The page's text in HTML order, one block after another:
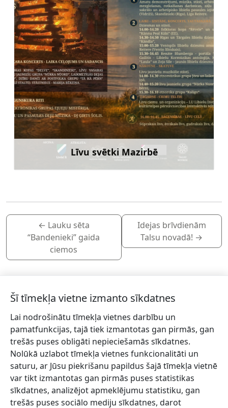
Līvu svētki Mazirbē
Uzzināt vairāk
← Lauku sēta
“Bandenieki” gaida
ciemos
Idejas brīvdienām
Talsu novadā! →
Piesakies jaunumiem!
Pieraksties jaunumiem e-pastā un nepalaid garām
jaunākās aktualitātes.
Šī tīmekļa vietne izmanto sīkdatnes
Lai nodrošinātu tīmekļa vietnes darbību un
pamatfunkcijas, tajā tiek izmantotas gan pirmās, gan
trešās puses obligāti nepieciešamās sīkdatnes.
Nolūkā uzlabot tīmekļa vietnes funkcionalitāti un
saturu, ar Jūsu piekrišanu papildus šajā tīmekļa vietnē
var tikt izmantotas gan pirmās puses statistikas
sīkdatnes, analizējot apmeklējumu statistiku, gan
trešās puses sociālo mediju sīkdatnes, darot